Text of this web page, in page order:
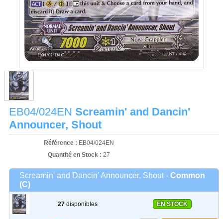
EB04/024EN Screamin' and Dancin'
Announcer, Shout
Référence : EB04/024EN
Quantité en Stock : 27
Screamin' and Dancin' Announcer, Shout - Common
(C)
27disponibles EN STOCK